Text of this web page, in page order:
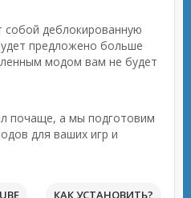
деблокированную
предложено больше
модом вам не будет
почаще, а мы подготовим
для ваших игр и
КАК УСТАНОВИТЬ?